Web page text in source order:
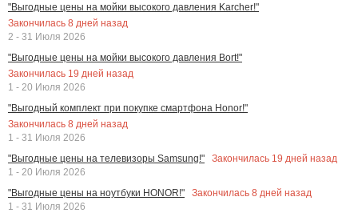
"Выгодные цены на мойки высокого давления Karcher!"
Закончилась 8 дней назад
2 - 31 Июля 2026
"Выгодные цены на мойки высокого давления Bort!"
Закончилась 19 дней назад
1 - 20 Июля 2026
"Выгодный комплект при покупке смартфона Honor!"
Закончилась 8 дней назад
1 - 31 Июля 2026
"Выгодные цены на телевизоры Samsung!"
Закончилась 19 дней назад
1 - 20 Июля 2026
"Выгодные цены на ноутбуки HONOR!"
Закончилась 8 дней назад
1 - 31 Июля 2026